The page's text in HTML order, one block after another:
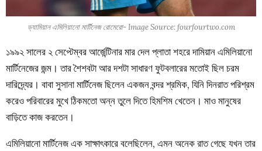
ড্যামিয়ান এমিলিয়ানো মার্টিনেজ রোমেরো- Image Source: fourfourtwo.com
১৯৯২ সালের ২ সেপ্টেম্বর আর্জেন্টিনার মার দেল প্লাতা শহরে দামিয়ান এমিলিয়ানো
মার্টিনেজের জন্ম। তার শৈশবটা আর দশটা সাধারণ ফুটবলারের মতোই ছিল চরম
দারিদ্র্যের। বাবা সুসানা মার্টিনেজ ছিলেন একজন বন্দর শ্রমিক, যিনি দিনরাত পরিশ্রম
করেও পরিবারের মুখে ঠিকমতো অন্ন তুলে দিতে হিমশিম খেতেন। মাও মানুষের
বাড়িতে কাজ করতেন।
এমিলিয়ানো মার্টিনেজ এক সাক্ষাৎকারে বলেছিলেন, এমন অনেক রাত গেছে যখন তার